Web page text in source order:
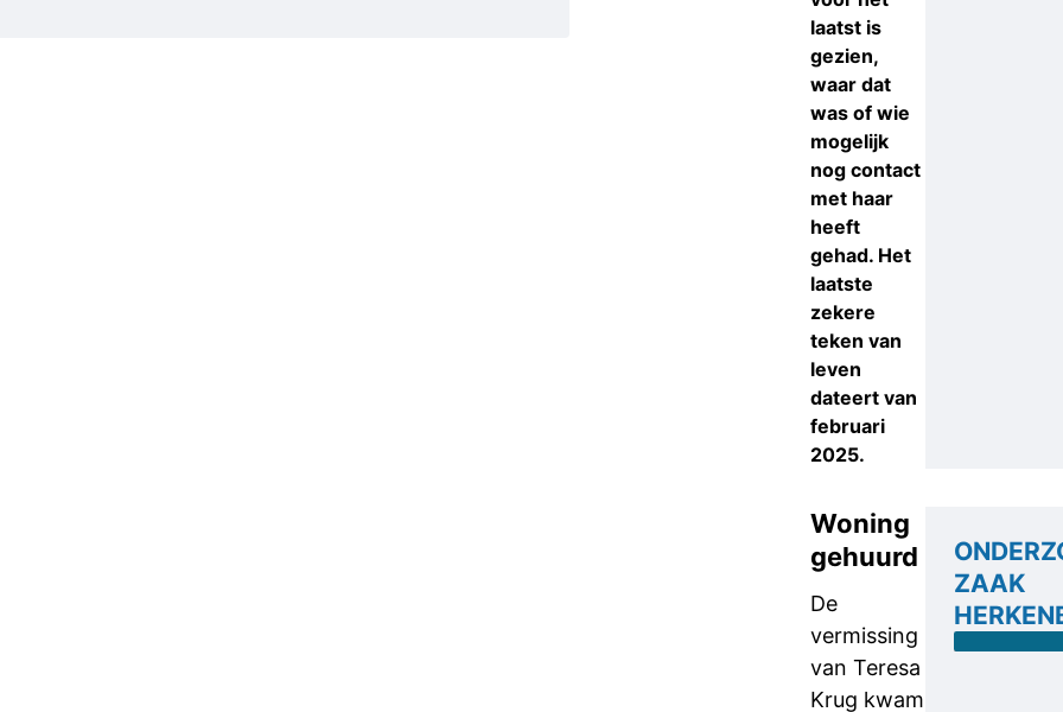
laatst is
gezien,
waar dat
was of wie
mogelijk
nog contact
met haar
heeft
gehad. Het
laatste
zekere
teken van
leven
dateert van
februari
2025.
Woning
gehuurd
De
vermissing
van Teresa
Krug kwam
ZAAK